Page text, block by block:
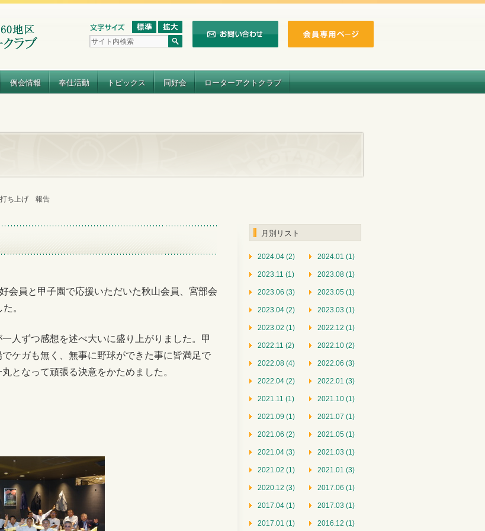
例会情報 奉仕活動 トピックス 同好会 ローターアクトクラブ
打ち上げ 報告
会員と甲子園で応援いただいた秋山会員、宮部会
。
人ずつ感想を述べ大いに盛り上がりました。甲
ケガも無く、無事に野球ができた事に皆満足で
となって頑張る決意をかためました。
月別リスト
2024.04 (2) 2024.01 (1)
2023.11 (1) 2023.08 (1)
2023.06 (3) 2023.05 (1)
2023.04 (2) 2023.03 (1)
2023.02 (1) 2022.12 (1)
2022.11 (2) 2022.10 (2)
2022.08 (4) 2022.06 (3)
2022.04 (2) 2022.01 (3)
2021.11 (1) 2021.10 (1)
2021.09 (1) 2021.07 (1)
2021.06 (2) 2021.05 (1)
2021.04 (3) 2021.03 (1)
2021.02 (1) 2021.01 (3)
2020.12 (3) 2017.06 (1)
2017.04 (1) 2017.03 (1)
2017.01 (1) 2016.12 (1)